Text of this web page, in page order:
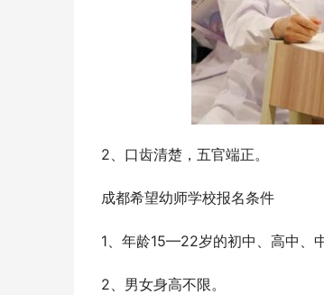
2、口齿清楚，五官端正。
成都希望幼师学校报名条件
1、年龄15—22岁的初中、高中、
2、男女身高不限。